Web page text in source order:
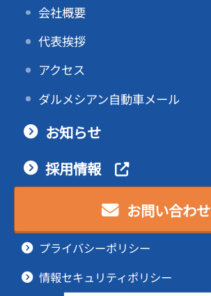
会社概要
代表挨拶
アクセス
ダルメシアン自動車メール
お知らせ
採用情報
お問い合わせ
プライバシーポリシー
情報セキュリティポリシー